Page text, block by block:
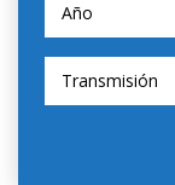
Año
Transmisión